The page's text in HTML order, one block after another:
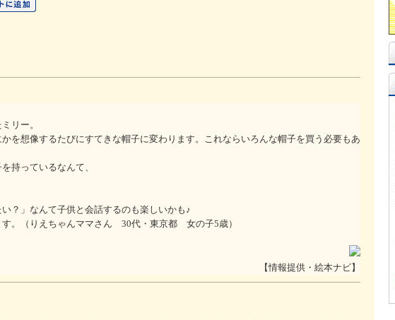
リー。
を想像するたびにすてきな帽子に変わります。これならいろんな帽子を買う必要もあ
持っているなんて、
？」なんて子供と会話するのも楽しいかも♪
。（りえちゃんママさん 30代・東京都 女の子5歳）
【情報提供・絵本ナビ】